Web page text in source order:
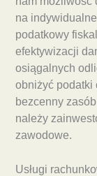
na
podatkowy
efektywizacji
osiągalnych
obniżyć podatki
bezcenny
należy
zawodowe.
Usługi